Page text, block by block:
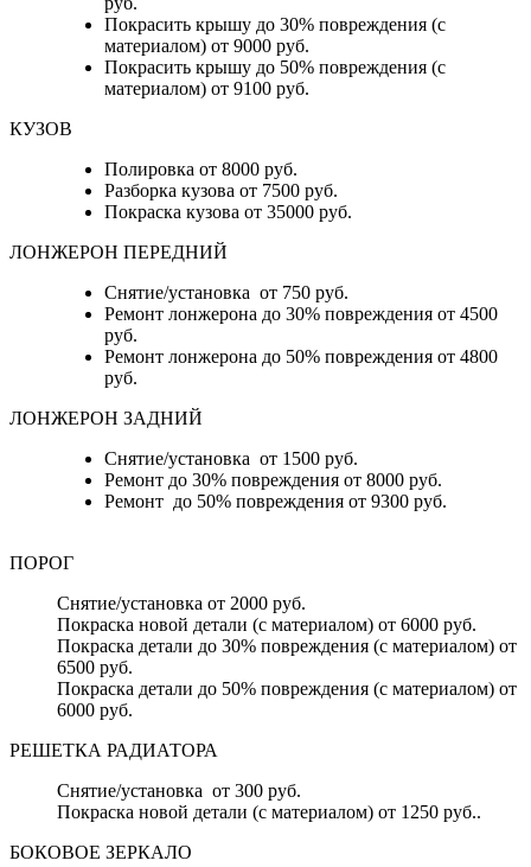
Покрасить крышу до 30% повреждения (с
материалом) от 9000 руб.
Покрасить крышу до 50% повреждения (с
материалом) от 9100 руб.
КУЗОВ
Полировка от 8000 руб.
Разборка кузова от 7500 руб.
Покраска кузова от 35000 руб.
ЛОНЖЕРОН ПЕРЕДНИЙ
Снятие/установка от 750 руб.
Ремонт лонжерона до 30% повреждения от 4500
руб.
Ремонт лонжерона до 50% повреждения от 4800
руб.
ЛОНЖЕРОН ЗАДНИЙ
Снятие/установка от 1500 руб.
Ремонт до 30% повреждения от 8000 руб.
Ремонт до 50% повреждения от 9300 руб.
ПОРОГ
Снятие/установка от 2000 руб.
Покраска новой детали (с материалом) от 6000 руб.
Покраска детали до 30% повреждения (с материалом) от
6500 руб.
Покраска детали до 50% повреждения (с материалом) от
6000 руб.
РЕШЕТКА РАДИАТОРА
Снятие/установка от 300 руб.
Покраска новой детали (с материалом) от 1250 руб..
БОКОВОЕ ЗЕРКАЛО